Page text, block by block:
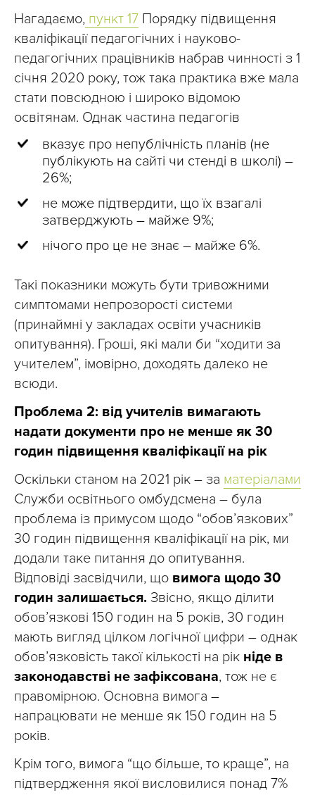
Нагадаємо, пункт 17 Порядку підвищення
кваліфікації педагогічних і науково-
педагогічних працівників набрав чинності з 1
січня 2020 року, тож така практика вже мала
стати повсюдною і широко відомою
освітянам. Однак частина педагогів
вказує про непублічність планів (не
публікують на сайті чи стенді в школі) –
26%;
не може підтвердити, що їх взагалі
затверджують – майже 9%;
нічого про це не знає – майже 6%.
Такі показники можуть бути тривожними
симптомами непрозорості системи
(принаймні у закладах освіти учасників
опитування). Гроші, які мали би “ходити за
учителем”, імовірно, доходять далеко не
всюди.
Проблема 2: від учителів вимагають
надати документи про не менше як 30
годин підвищення кваліфікації на рік
Оскільки станом на 2021 рік – за матеріалами
Служби освітнього омбудсмена – була
проблема із примусом щодо “обов’язкових”
30 годин підвищення кваліфікації на рік, ми
додали таке питання до опитування.
Відповіді засвідчили, що вимога щодо 30
годин залишається. Звісно, якщо ділити
обов’язкові 150 годин на 5 років, 30 годин
мають вигляд цілком логічної цифри – однак
обов’язковість такої кількості на рік ніде в
законодавстві не зафіксована, тож не є
правомірною. Основна вимога –
напрацювати не менше як 150 годин на 5
років.
Крім того, вимога “що більше, то краще”, на
підтвердження якої висловилися понад 7%